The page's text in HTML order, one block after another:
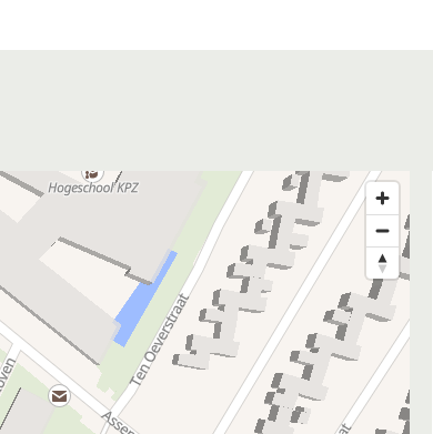
of tot € 38.650 bij
vermogen van hoger dan € 146.011
meerpersoonshuishoudens) kunnen ook
persoonshuishoudens en € 56.910 voor
u wel reageren op dit appartement, er
toch mogelijk is. Echter aanvragers met